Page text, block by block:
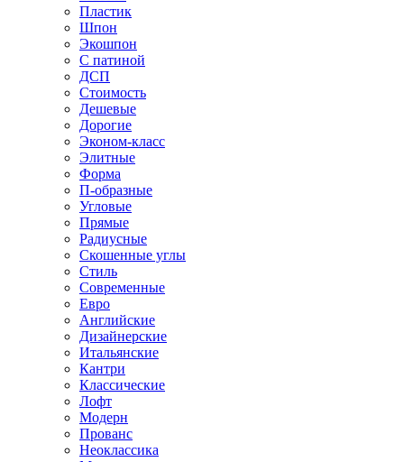
Пластик
Шпон
Экошпон
С патиной
ДСП
Стоимость
Дешевые
Дорогие
Эконом-класс
Элитные
Форма
П-образные
Угловые
Прямые
Радиусные
Скошенные углы
Стиль
Современные
Евро
Английские
Дизайнерские
Итальянские
Кантри
Классические
Лофт
Модерн
Прованс
Неоклассика